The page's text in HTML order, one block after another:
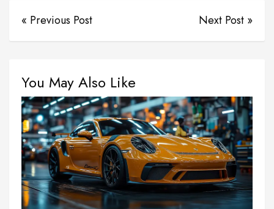
« Previous Post Next Post »
You May Also Like